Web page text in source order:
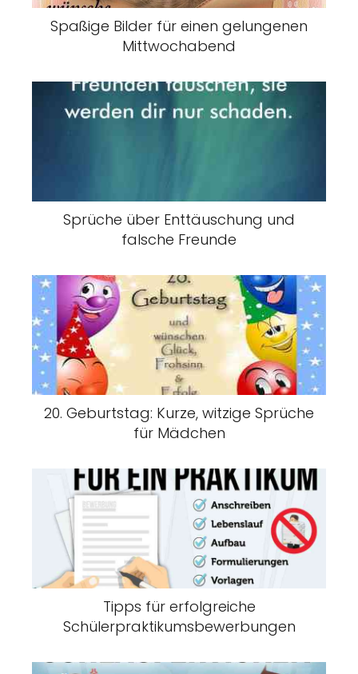
Spaßige Bilder für einen gelungenen
Mittwochabend
Sprüche über Enttäuschung und
falsche Freunde
20. Geburtstag: Kurze, witzige Sprüche
für Mädchen
Tipps für erfolgreiche
Schülerpraktikumsbewerbungen